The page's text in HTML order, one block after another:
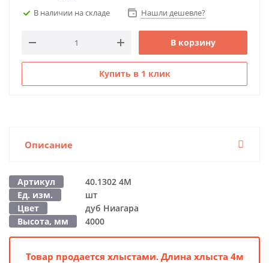
В наличии на складе Нашли дешевле?
В корзину
Купить в 1 клик
Описание
Артикул
40.1302 4M
Ед. изм.
шт
Цвет
дуб Ниагара
Высота, мм
4000
Товар продается хлыстами. Длина хлыста 4м